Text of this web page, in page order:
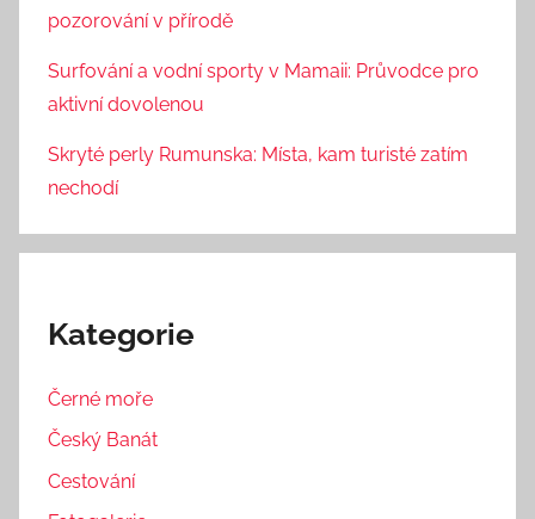
pozorování v přírodě
Surfování a vodní sporty v Mamaii: Průvodce pro
aktivní dovolenou
Skryté perly Rumunska: Místa, kam turisté zatím
nechodí
Kategorie
Černé moře
Český Banát
Cestování